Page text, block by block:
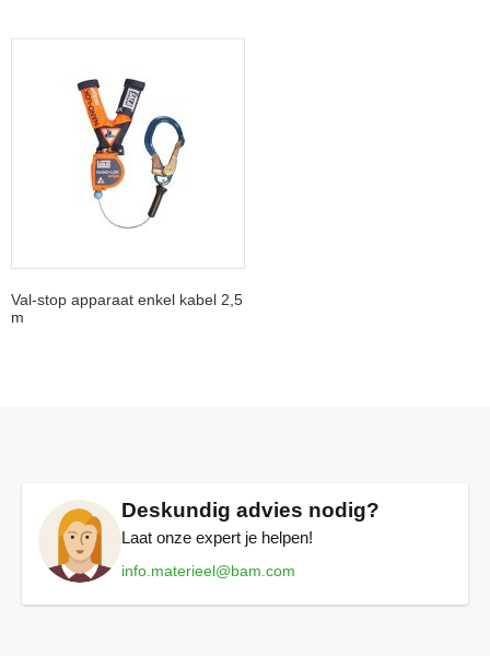
Val-stop apparaat enkel kabel 2,5
m
Deskundig advies nodig?
Laat onze expert je helpen!
info.materieel@bam.com